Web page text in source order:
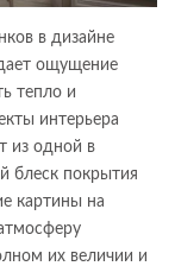
в дизайне
ощущение
тепло и
интерьера
из одной в
блеск покрытия
картины на
их величии и